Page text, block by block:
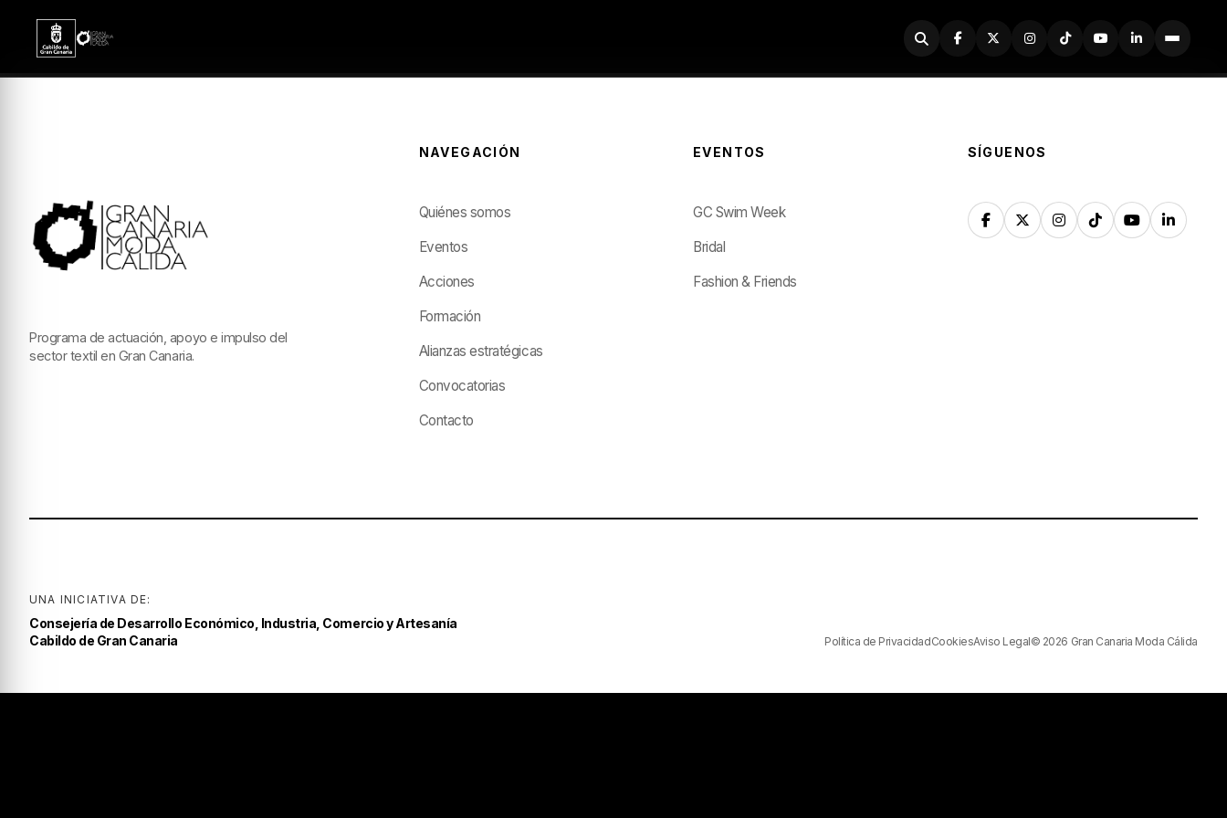
Buscador
Programa de actuación, apoyo e impulso del
sector textil en Gran Canaria.
NAVEGACIÓN
Quiénes somos
Eventos
Acciones
Formación
Alianzas estratégicas
Convocatorias
Contacto
EVENTOS
GC Swim Week
Bridal
Fashion & Friends
SÍGUENOS
UNA INICIATIVA DE:
Consejería de Desarrollo Económico, Industria, Comercio y Artesanía
Cabildo de Gran Canaria
Política de PrivacidadCookiesAviso Legal© 2026 Gran Canaria Moda Cálida